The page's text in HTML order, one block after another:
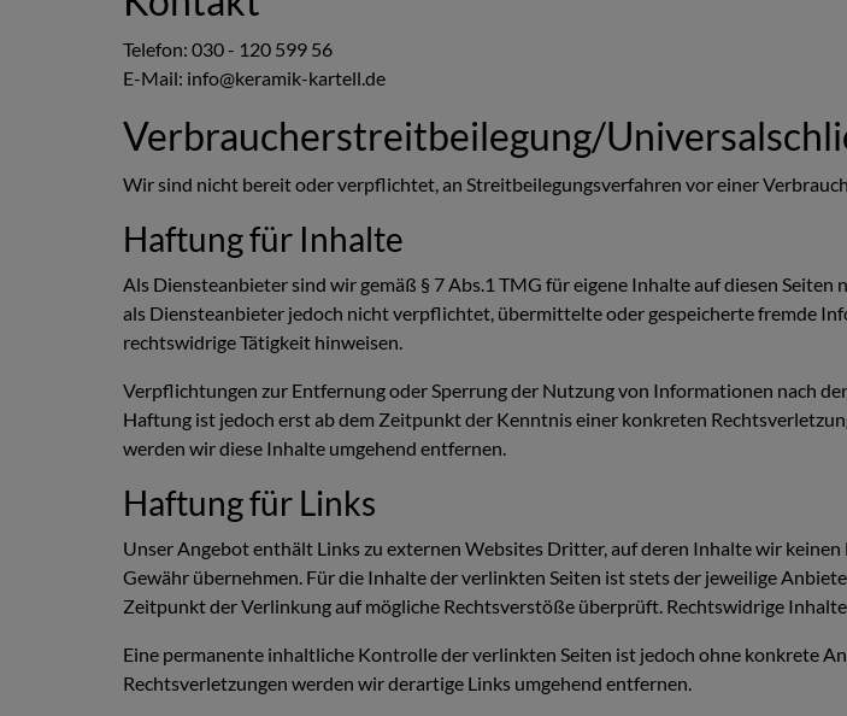
Telefon: 030 - 120 599 56
E-Mail: info@keramik-kartell.de
Verbraucher­streit­beilegung/
Wir sind nicht bereit oder verpflichtet, an Streitbeilegungsverfahren vor einer
Haftung für Inhalte
Als Diensteanbieter sind wir gemäß § 7 Abs.1 TMG für eigene Inhalte auf diesen
als Diensteanbieter jedoch nicht verpflichtet, übermittelte oder gespeicherte fremde
rechtswidrige Tätigkeit hinweisen.
Verpflichtungen zur Entfernung oder Sperrung der Nutzung von Informationen nach
Haftung ist jedoch erst ab dem Zeitpunkt der Kenntnis einer konkreten
werden wir diese Inhalte umgehend entfernen.
Haftung für Links
Unser Angebot enthält Links zu externen Websites Dritter, auf deren Inhalte wir
Gewähr übernehmen. Für die Inhalte der verlinkten Seiten ist stets der jeweilige
Zeitpunkt der Verlinkung auf mögliche Rechtsverstöße überprüft. Rechtswidrige
Eine permanente inhaltliche Kontrolle der verlinkten Seiten ist jedoch ohne konkrete
Rechtsverletzungen werden wir derartige Links umgehend entfernen.